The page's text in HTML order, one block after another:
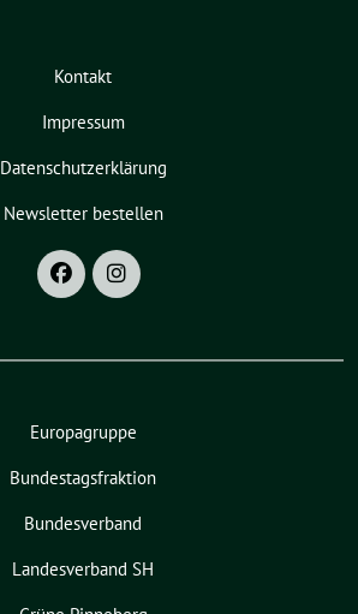
Kontakt
Impressum
Datenschutzerklärung
Newsletter bestellen
Europagruppe
Bundestagsfraktion
Bundesverband
Landesverband SH